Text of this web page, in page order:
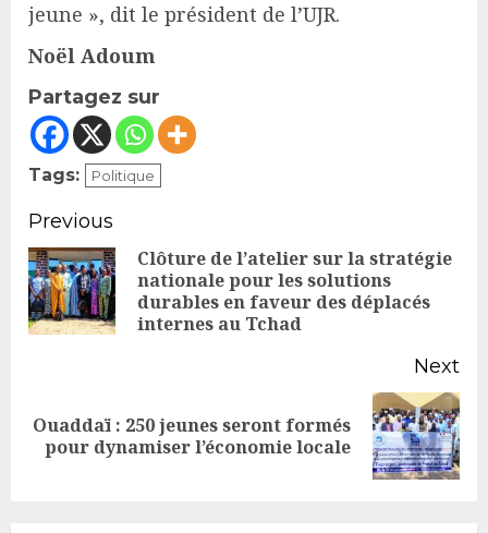
jeune », dit le président de l’UJR.
Noël Adoum
Partagez sur
Tags: Politique
Continue
Reading
Previous
Clôture de l’atelier sur la stratégie
nationale pour les solutions
durables en faveur des déplacés
internes au Tchad
Next
Next
post:
Ouaddaï : 250 jeunes seront formés
pour dynamiser l’économie locale